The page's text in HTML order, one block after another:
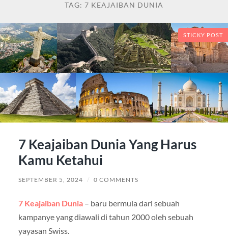
TAG: 7 KEAJAIBAN DUNIA
STICKY POST
7 Keajaiban Dunia Yang Harus
Kamu Ketahui
SEPTEMBER 5, 2024 / 0 COMMENTS
7 Keajaiban Dunia – baru bermula dari sebuah
kampanye yang diawali di tahun 2000 oleh sebuah
yayasan Swiss.